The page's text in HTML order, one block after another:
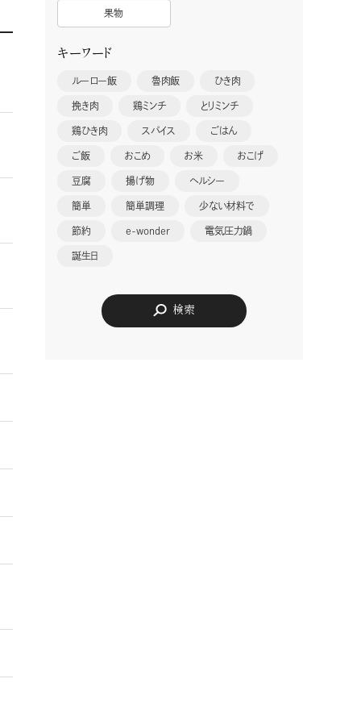
果物
キーワード
ルーロー飯 魯肉飯 ひき肉
挽き肉 鶏ミンチ とりミンチ
鶏ひき肉 スパイス ごはん
ご飯 おこめ お米 おこげ
豆腐 揚げ物 ヘルシー
簡単 簡単調理 少ない材料で
節約 e-wonder 電気圧力鍋
誕生日
検索